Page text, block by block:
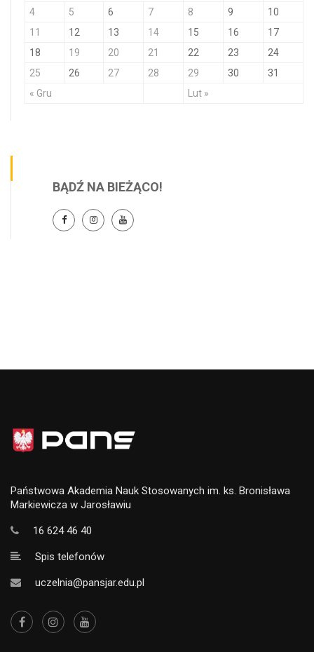
« Gru Lut »
4 5 6 7 8 9
10
11
12 13 14 15 16
17
18
19 20 21 22 23
24
25
26 27 28 29 30 31
BĄDŹ NA BIEŻĄCO!
Państwowa Akademia Nauk Stosowanych im. ks. Bronisława
Markiewicza w Jarosławiu
16 624 46 40
Spis telefonów
uczelnia@pansjar.edu.pl